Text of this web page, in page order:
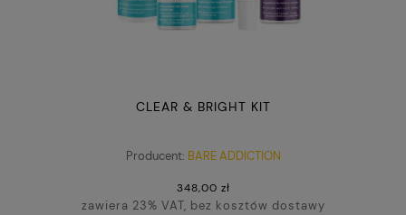
CLEAR & BRIGHT KIT
Producent: BARE ADDICTION
348,00 zł
zawiera 23% VAT, bez kosztów dostawy